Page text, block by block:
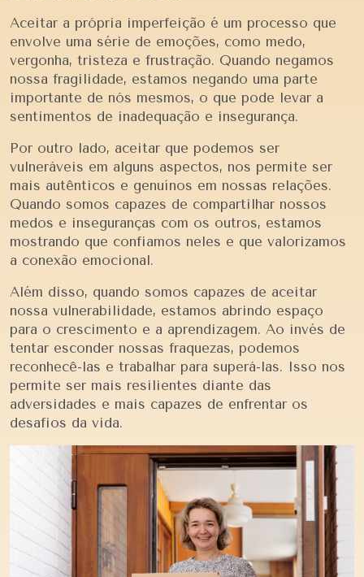
Aceitar a própria imperfeição é um processo que
envolve uma série de emoções, como medo,
vergonha, tristeza e frustração. Quando negamos
nossa fragilidade, estamos negando uma parte
importante de nós mesmos, o que pode levar a
sentimentos de inadequação e insegurança.
Por outro lado, aceitar que podemos ser
vulneráveis em alguns aspectos, nos permite ser
mais autênticos e genuínos em nossas relações.
Quando somos capazes de compartilhar nossos
medos e inseguranças com os outros, estamos
mostrando que confiamos neles e que valorizamos
a conexão emocional.
Além disso, quando somos capazes de aceitar
nossa vulnerabilidade, estamos abrindo espaço
para o crescimento e a aprendizagem. Ao invés de
tentar esconder nossas fraquezas, podemos
reconhecê-las e trabalhar para superá-las. Isso nos
permite ser mais resilientes diante das
adversidades e mais capazes de enfrentar os
desafios da vida.